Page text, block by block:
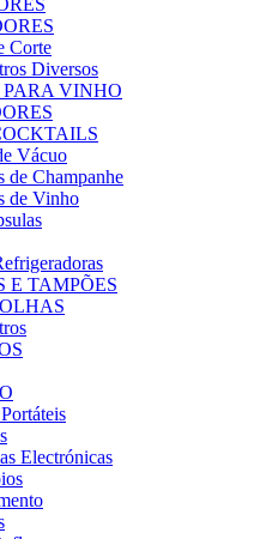
Corte
Diversos
PARA VINHO
Vácuo
de Champanhe
de Vinho
E TAMPÕES
Electrónicas